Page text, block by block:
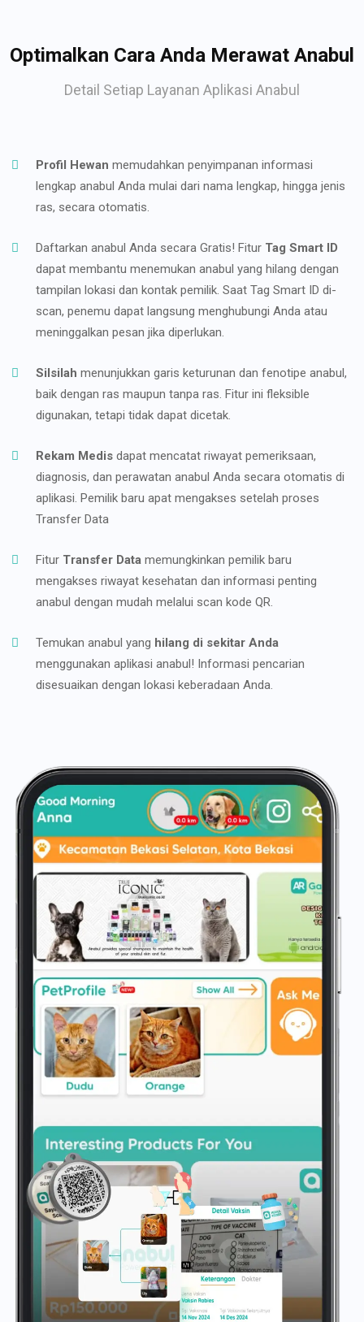
Optimalkan Cara Anda Merawat Anabul
Detail Setiap Layanan Aplikasi Anabul
Profil Hewan memudahkan penyimpanan informasi
lengkap anabul Anda mulai dari nama lengkap, hingga jenis
ras, secara otomatis.
Daftarkan anabul Anda secara Gratis! Fitur Tag Smart ID
dapat membantu menemukan anabul yang hilang dengan
tampilan lokasi dan kontak pemilik. Saat Tag Smart ID di-
scan, penemu dapat langsung menghubungi Anda atau
meninggalkan pesan jika diperlukan.
Silsilah menunjukkan garis keturunan dan fenotipe anabul,
baik dengan ras maupun tanpa ras. Fitur ini fleksible
digunakan, tetapi tidak dapat dicetak.
Rekam Medis dapat mencatat riwayat pemeriksaan,
diagnosis, dan perawatan anabul Anda secara otomatis di
aplikasi. Pemilik baru apat mengakses setelah proses
Transfer Data
Fitur Transfer Data memungkinkan pemilik baru
mengakses riwayat kesehatan dan informasi penting
anabul dengan mudah melalui scan kode QR.
Temukan anabul yang hilang di sekitar Anda
menggunakan aplikasi anabul! Informasi pencarian
disesuaikan dengan lokasi keberadaan Anda.